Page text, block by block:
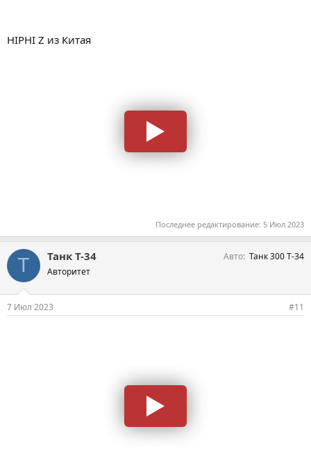
HIPHI Z из Китая
Последнее редактирование: 5 Июл 2023
Т Танк Т-34
Авторитет
Авто Танк 300 Т-34
7 Июл 2023 #11